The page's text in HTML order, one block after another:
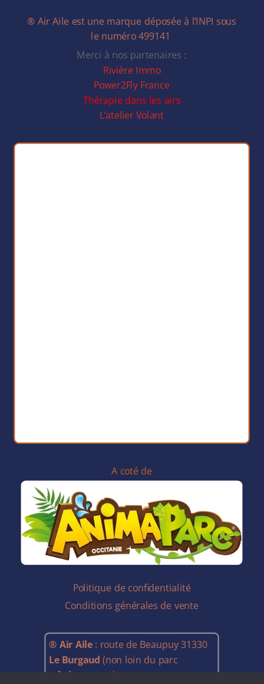
® Air Aile est une marque déposée à l’INPI sous
le numéro 499141
Merci à nos partenaires :
Rivière Immo
Power2Fly France
Thérapie dans les airs
L’atelier Volant
A coté de
Politique de confidentialité
Conditions générales de vente
® Air Aile: route de Beaupuy 31330
Le Burgaud (non loin du parc
«Animaparc« ).